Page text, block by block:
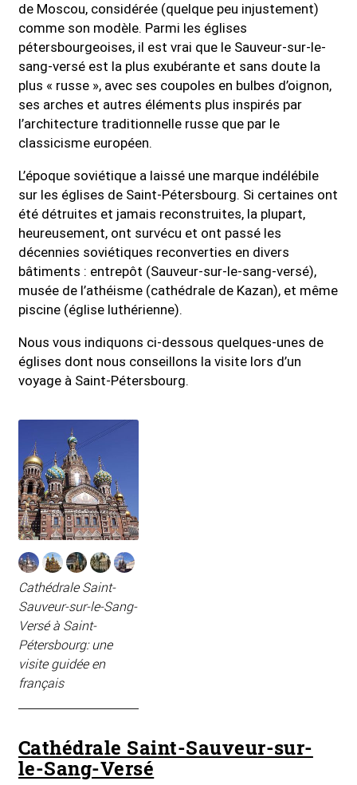
de Moscou, considérée (quelque peu injustement)
comme son modèle. Parmi les églises
pétersbourgeoises, il est vrai que le Sauveur-sur-le-
sang-versé est la plus exubérante et sans doute la
plus « russe », avec ses coupoles en bulbes d’oignon,
ses arches et autres éléments plus inspirés par
l’architecture traditionnelle russe que par le
classicisme européen.
L’époque soviétique a laissé une marque indélébile
sur les églises de Saint-Pétersbourg. Si certaines ont
été détruites et jamais reconstruites, la plupart,
heureusement, ont survécu et ont passé les
décennies soviétiques reconverties en divers
bâtiments : entrepôt (Sauveur-sur-le-sang-versé),
musée de l’athéisme (cathédrale de Kazan), et même
piscine (église luthérienne).
Nous vous indiquons ci-dessous quelques-unes de
églises dont nous conseillons la visite lors d’un
voyage à Saint-Pétersbourg.
Cathédrale Saint-
Sauveur-sur-le-Sang-
Versé à Saint-
Pétersbourg: une
visite guidée en
français
Cathédrale Saint-Sauveur-sur-
le-Sang-Versé